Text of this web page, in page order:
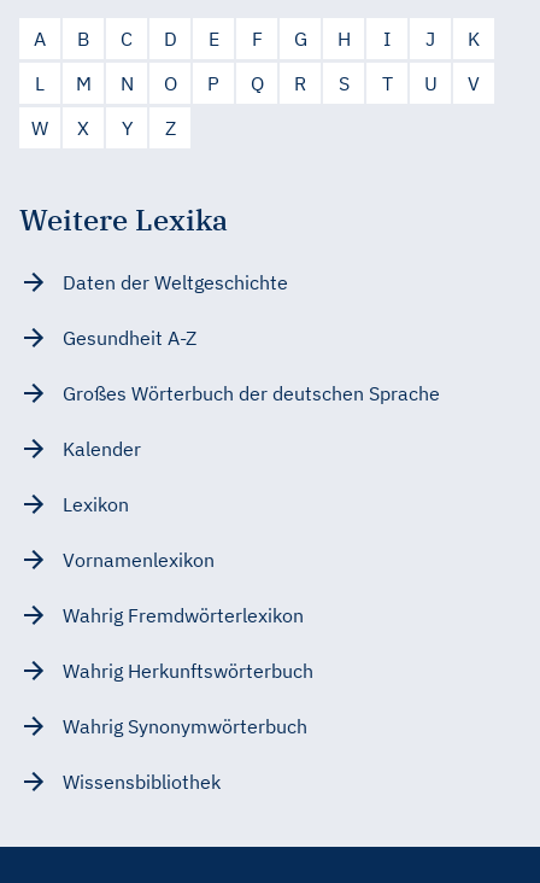
A B C D E F G H I J
K
L
M N O P Q R S T U
V
W
X Y Z
Weitere Lexika
Daten der Weltgeschichte
Gesundheit A-Z
Großes Wörterbuch der deutschen Sprache
Kalender
Lexikon
Vornamenlexikon
Wahrig Fremdwörterlexikon
Wahrig Herkunftswörterbuch
Wahrig Synonymwörterbuch
Wissensbibliothek